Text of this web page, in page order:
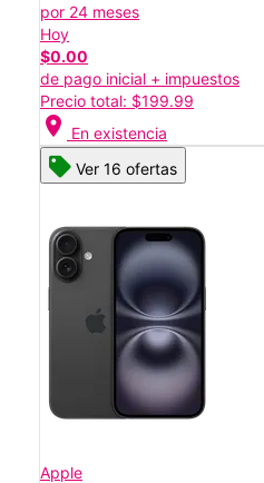
por 24 meses
Hoy
$0.00
de pago inicial + impuestos
Precio total: $199.99
location_on En existencia
Ver 16 ofertas
Apple